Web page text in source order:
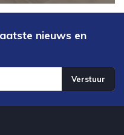
nieuws en
Verstuur